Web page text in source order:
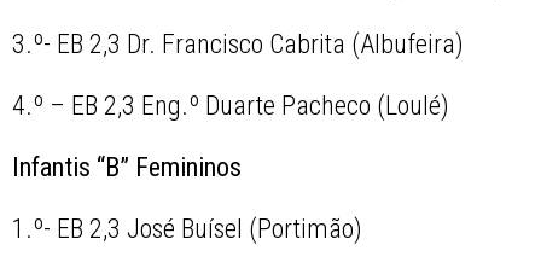
3.º- EB 2,3 Dr. Francisco Cabrita (Albufeira)
4.º – EB 2,3 Eng.º Duarte Pacheco (Loulé)
Infantis “B” Femininos
1.º- EB 2,3 José Buísel (Portimão)